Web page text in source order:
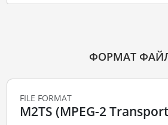
ФОРМАТ
FILE FORMAT
M2TS (MPEG-2